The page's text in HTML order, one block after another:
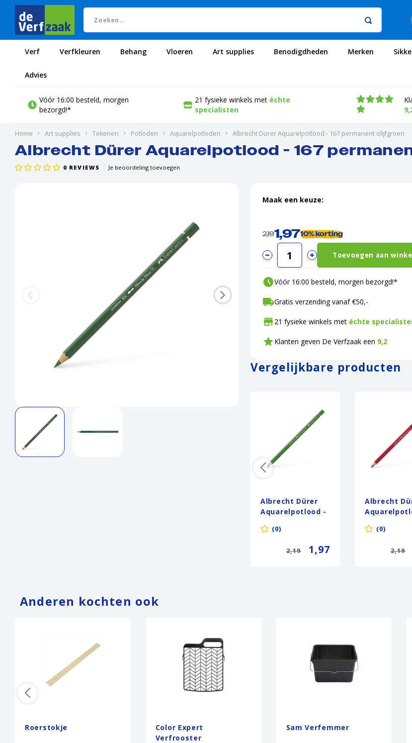
Verf Verfkleuren Behang Vloeren Art supplies Benodigdheden
Advies
Merken
Vóór 16:00 besteld, morgen
bezorgd!*
21 fysieke winkels met échte
specialisten
Home Art supplies Tekenen Potloden Aquarelpotloden Albrecht Dürer Aquarelpotlood - 167 permanent olijfgroen
Albrecht Dürer Aquarelpotlood - 167
0 REVIEWS Je beoordeling toevoegen
Maak een keuze:
2,191,9710%korting
Toevoegen aan
Vóór 16:00 besteld, morgen bezorgd!*
Gratis verzending vanaf €50,-
21 fysieke winkels met échte
Klanten geven De Verfzaak een 9,2
Vergelijkbare producten
Albrecht Dürer
Aquarelpotlood -
266 permanent
groen
(0)
2,19 1,97
Albrecht
126
karmijn
(0)
2,19
Anderen kochten ook
Roerstokje
Color Expert
Verfrooster
Sam Verfemmer